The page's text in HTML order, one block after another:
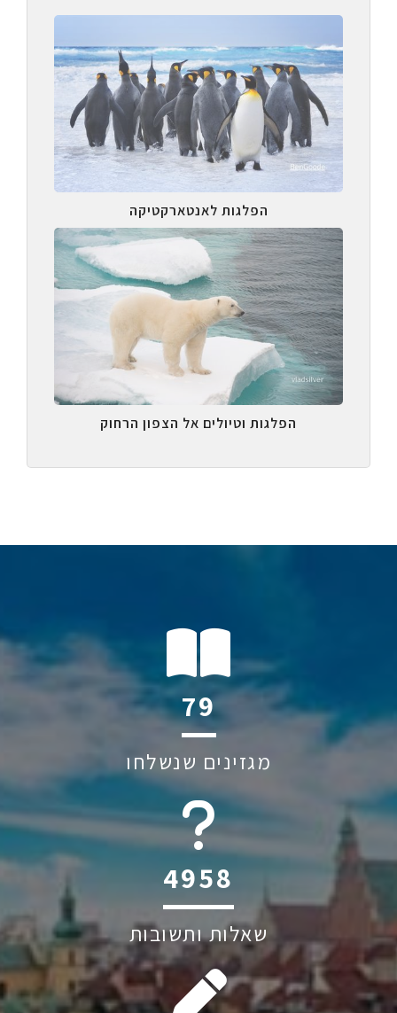
הפלגות לאנטארקטיקה
הפלגות וטיולים אל הצפון הרחוק
110
מגזינים שנשלחו
6045
שאלות ותשובות